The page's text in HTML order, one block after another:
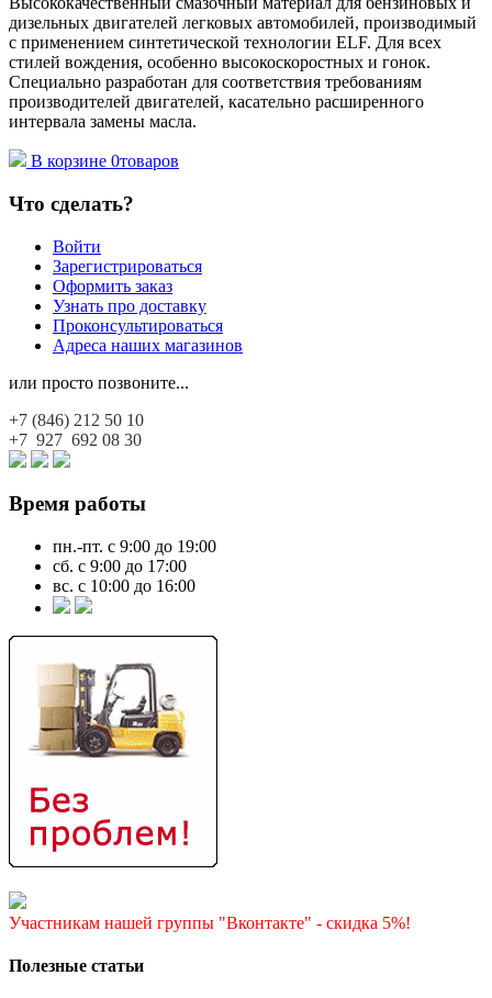
дизельных двигателей легковых автомобилей, производимый
с применением синтетической технологии ELF. Для всех
стилей вождения, особенно высокоскоростных и гонок.
Специально разработан для соответствия требованиям
производителей двигателей, касательно расширенного
интервала замены масла.
В корзине 0товаров
Что сделать?
Войти
Зарегистрироваться
Оформить заказ
Узнать про доставку
Проконсультироваться
Адреса наших магазинов
или просто позвоните...
+7 (846) 212 50 10
+7 927 692 08 30
Время работы
пн.-пт. с 9:00 до 19:00
сб. с 9:00 до 17:00
вс. с 10:00 до 16:00
Участникам нашей группы "Вконтакте" - скидка 5%!
Полезные статьи